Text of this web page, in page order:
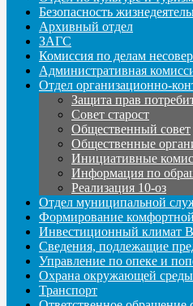
Безопасность
Архивный отдел
ЗАГС
Комиссия по делам
Административная
Отдел организационно-
Защита прав
Совет старост
Общественный совет
Общественные
Инициативные
Информация по
Реализация 10-оз
Отдел муниципальной
Формирование
Инвестиционный климат
Сведения, подлежащие
Управление по опеке и
Охрана окружающей среды
Транспорт